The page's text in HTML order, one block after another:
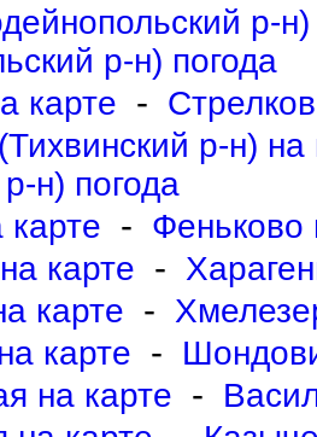
р-н)
р-н) погода
карте -
р-н) на
н) погода
- Феньково
карте -
карте -
карте -
на карте -